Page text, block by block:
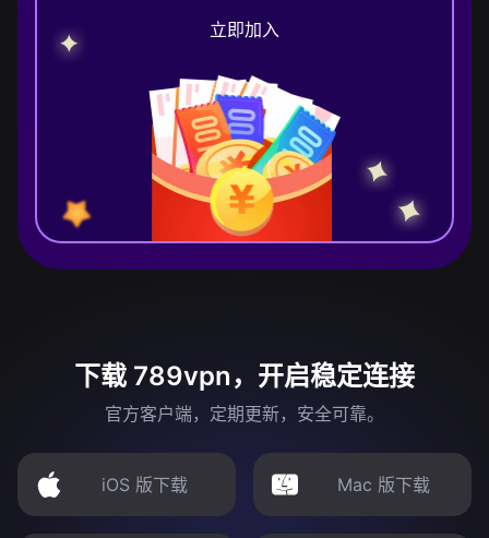
立即加入
下载 789vpn，开启稳定连接
官方客户端，定期更新，安全可靠。
iOS 版下载 Mac 版下载